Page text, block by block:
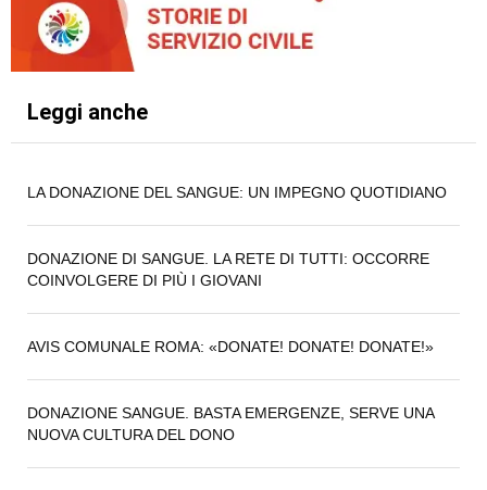
Leggi anche
LA DONAZIONE DEL SANGUE: UN IMPEGNO QUOTIDIANO
DONAZIONE DI SANGUE. LA RETE DI TUTTI: OCCORRE
COINVOLGERE DI PIÙ I GIOVANI
AVIS COMUNALE ROMA: «DONATE! DONATE! DONATE!»
DONAZIONE SANGUE. BASTA EMERGENZE, SERVE UNA
NUOVA CULTURA DEL DONO